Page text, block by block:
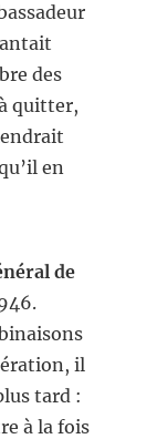
des
quitter,
en
de
il
tard :
à la fois